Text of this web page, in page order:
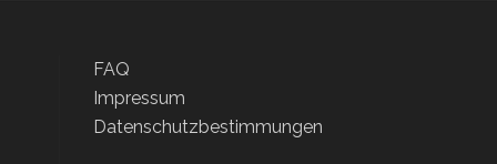
FAQ
Impressum
Datenschutzbestimmungen